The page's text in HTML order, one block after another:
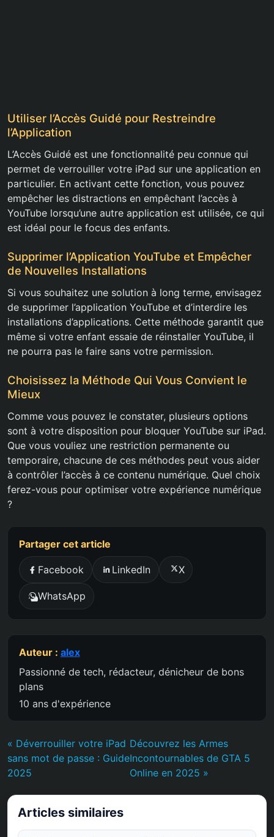
Utiliser l’Accès Guidé pour Restreindre
l’Application
L’Accès Guidé est une fonctionnalité peu connue qui
permet de verrouiller votre iPad sur une application en
particulier. En activant cette fonction, vous pouvez
empêcher les distractions en empêchant l’accès à
YouTube lorsqu’une autre application est utilisée, ce qui
est idéal pour le focus des enfants.
Supprimer l’Application YouTube et Empêcher
de Nouvelles Installations
Si vous souhaitez une solution à long terme, envisagez
de supprimer l’application YouTube et d’interdire les
installations d’applications. Cette méthode garantit que
même si votre enfant essaie de réinstaller YouTube, il
ne pourra pas le faire sans votre permission.
Choisissez la Méthode Qui Vous Convient le
Mieux
Comme vous pouvez le constater, plusieurs options
sont à votre disposition pour bloquer YouTube sur iPad.
Que vous vouliez une restriction permanente ou
temporaire, chacune de ces méthodes peut vous aider
à contrôler l’accès à ce contenu numérique. Quel choix
ferez-vous pour optimiser votre expérience numérique
?
Partager cet article
Facebook LinkedIn X
WhatsApp
Auteur : alex
Passionné de tech, rédacteur, dénicheur de bons
plans
10 ans d'expérience
« Déverrouiller votre iPad
sans mot de passe : Guide
2025
Découvrez les Armes
Incontournables de GTA 5
Online en 2025 »
Articles similaires